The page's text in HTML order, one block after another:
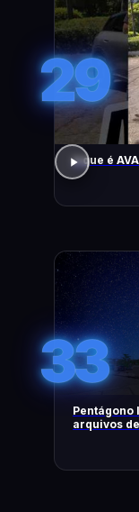
29
o que é
33
Pentágono
arquivos